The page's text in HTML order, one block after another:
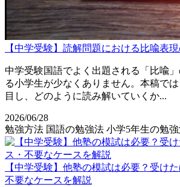
【中学受験】読解問題における比喩表
中学受験国語でよく出題される「比喩
る小学生が少なくありません。本稿で
目し、どのように読み解いていくか...
2026/06/28
勉強方法 国語の勉強法 小学5年生の勉
【中学受験】他塾の模試は必要？受け
不要なケースを解説